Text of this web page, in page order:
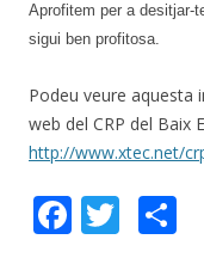
Aprofitem per a desitjar-
sigui ben profitosa.
Podeu veure aquesta
web del CRP del Baix
http://www.xtec.net/
F T